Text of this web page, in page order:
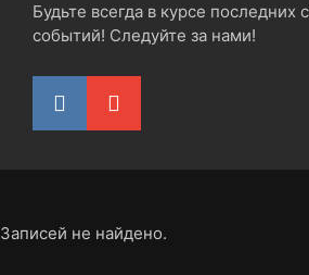
Будьте всегда в курсе последних
событий! Следуйте за нами!
Записей не найдено.